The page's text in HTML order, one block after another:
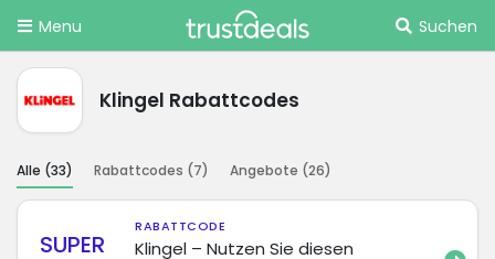
Menu Suchen
Klingel Rabattcodes
Alle (33) Rabattcodes (7) Angebote (26)
SUPER
RABATTCODE
Klingel – Nutzen Sie diesen